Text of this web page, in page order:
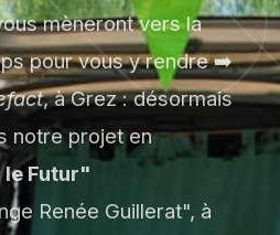
mèneront vers la
pour vous y rendre ➡️
, à Grez : désormais
notre projet en
Futur"
Renée Guillerat", à